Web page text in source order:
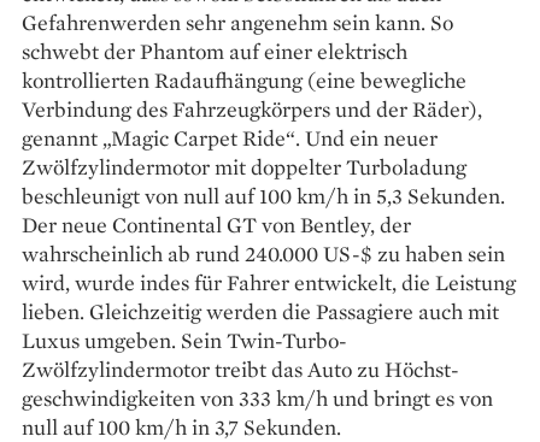
Gefahrenwerden sehr angenehm sein kann. So
schwebt der Phantom auf einer elektrisch
kontrollierten Radaufhängung (eine bewegliche
Verbindung des Fahrzeugkörpers und der Räder),
genannt „Magic Carpet Ride“. Und ein neuer
Zwölfzylindermotor mit doppelter Turboladung
beschleunigt von null auf 100 km/h in 5,3 Sekunden.
Der neue Continental GT von Bentley, der
wahrscheinlich ab rund 240.000 US-$ zu haben sein
wird, wurde indes für Fahrer entwickelt, die Leistung
lieben. Gleichzeitig werden die Passagiere auch mit
Luxus umgeben. Sein Twin-Turbo-
Zwölfzylindermotor treibt das Auto zu Höchst­
geschwindigkeiten von 333 km/h und bringt es von
null auf 100 km/h in 3,7 Sekunden.